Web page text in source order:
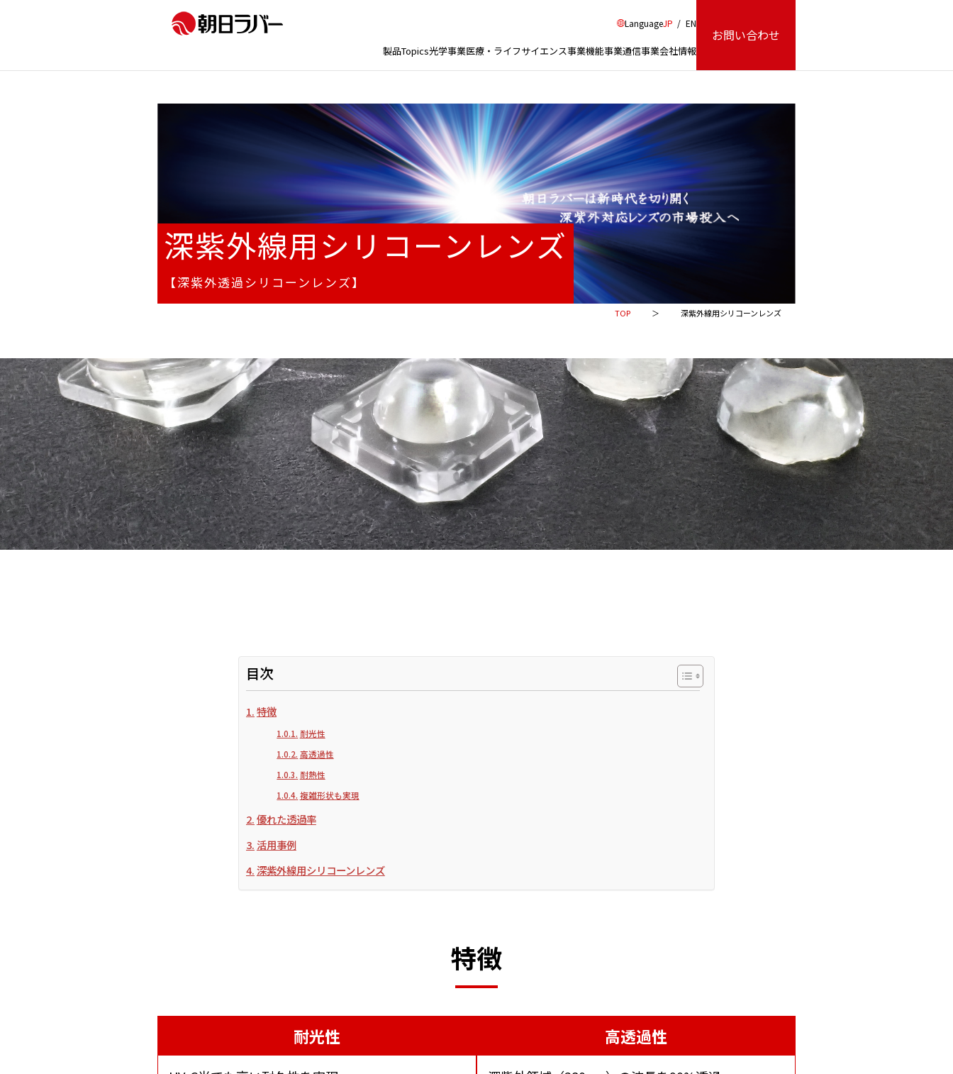
LanguageJP / EN
製品Topics光学事業医療・ライフサイエンス事業機能事業通信事業会社情報
お問い合わせ
深紫外線用シリコーンレンズ
【深紫外透過シリコーンレンズ】
TOP ＞ 深紫外線用シリコーンレンズ
目次
特徴
耐光性
高透過性
耐熱性
複雑形状も実現
優れた透過率
活用事例
深紫外線用シリコーンレンズ
特徴
耐光性 高透過性